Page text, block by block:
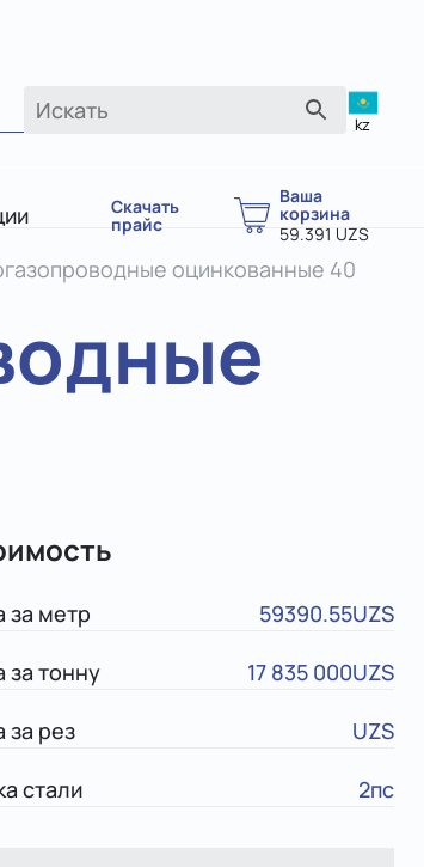
kz
Скачать
прайс
Ваша
корзина
59.391 UZS
оцинкованные 40
за метр 59390.55UZS
за тонну 17 835 000UZS
за рез UZS
стали 2пс